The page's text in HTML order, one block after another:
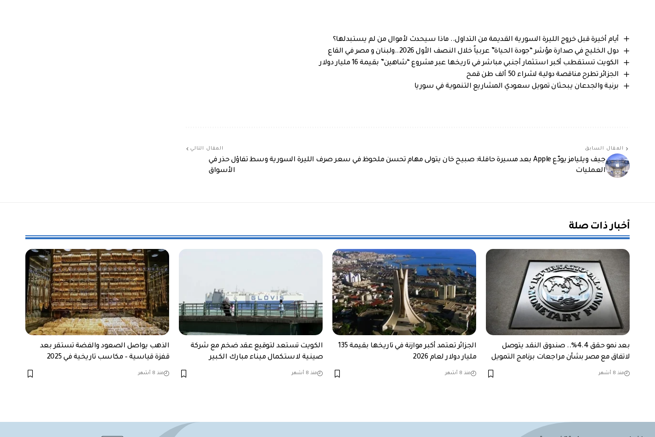
أيام أخيرة قبل خروج الليرة السورية القديمة من التداول.. ماذا سيحدث لأموال من لم يستبدلها؟
دول الخليج في صدارة مؤشر “جودة الحياة” عربياً خلال النصف الأول 2026..ولبنان و مصر في القاع
الكويت تستقطب أكبر استثمار أجنبي مباشر في تاريخها عبر مشروع “شاهين” بقيمة 16 مليار دولار
الجزائر تطرح مناقصة دولية لشراء 50 ألف طن قمح
برنية والجدعان يبحثان تمويل سعودي المشاريع التنموية في سوريا
المقال السابق
جيف ويليامز يودّع Apple بعد مسيرة حافلة: صبيح خان يتولى مهام
العمليات
المقال التالي
تحسن ملحوظ في سعر صرف الليرة السورية وسط تفاؤل حذر في
الأسواق
أخبار ذات صلة
بعد نمو حقق 4.4%.. صندوق النقد يتوصل
لاتفاق مع مصر بشأن مراجعات برنامج التمويل
منذ 8 أشهر
الجزائر تعتمد أكبر موازنة في تاريخها بقيمة 135
مليار دولار لعام 2026
منذ 8 أشهر
الكويت تستعد لتوقيع عقد ضخم مع شركة
صينية لاستكمال ميناء مبارك الكبير
منذ 8 أشهر
الذهب يواصل الصعود والفضة تستقر بعد
قفزة قياسية – مكاسب تاريخية في 2025
منذ 8 أشهر